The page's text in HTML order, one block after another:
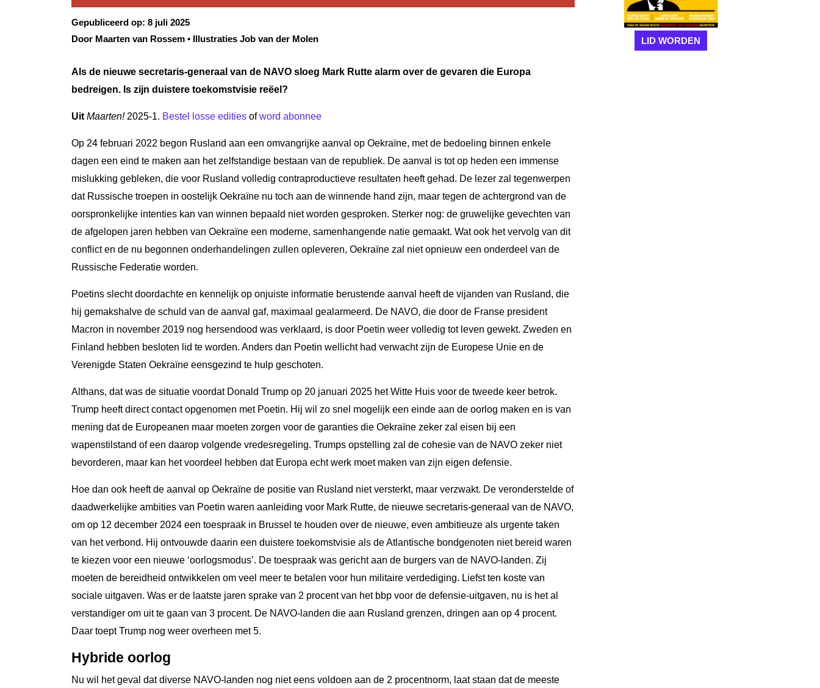
Gepubliceerd op: 8 juli 2025
Door Maarten van Rossem • Illustraties Job van der Molen
Als de nieuwe secretaris-generaal van de NAVO sloeg Mark Rutte alarm over de gevaren die Europa
bedreigen. Is zijn duistere toekomstvisie reëel?
Uit Maarten! 2025-1. Bestel losse edities ofword abonnee
Op 24 februari 2022 begon Rusland aan een omvangrijke aanval op Oekraïne, met de bedoeling binnen enkele
dagen een eind te maken aan het zelfstandige bestaan van de republiek. De aanval is tot op heden een immense
mislukking gebleken, die voor Rusland volledig contraproductieve resultaten heeft gehad. De lezer zal tegenwerpen
dat Russische troepen in oostelijk Oekraïne nu toch aan de winnende hand zijn, maar tegen de achtergrond van de
oorspronkelijke intenties kan van winnen bepaald niet worden gesproken. Sterker nog: de gruwelijke gevechten van
de afgelopen jaren hebben van Oekraïne een moderne, samenhangende natie gemaakt. Wat ook het vervolg van dit
conflict en de nu begonnen onderhandelingen zullen opleveren, Oekraïne zal niet opnieuw een onderdeel van de
Russische Federatie worden.
Poetins slecht doordachte en kennelijk op onjuiste informatie berustende aanval heeft de vijanden van Rusland, die
hij gemakshalve de schuld van de aanval gaf, maximaal gealarmeerd. De NAVO, die door de Franse president
Macron in november 2019 nog hersendood was verklaard, is door Poetin weer volledig tot leven gewekt. Zweden en
Finland hebben besloten lid te worden. Anders dan Poetin wellicht had verwacht zijn de Europese Unie en de
Verenigde Staten Oekraïne eensgezind te hulp geschoten.
Althans, dat was de situatie voordat Donald Trump op 20 januari 2025 het Witte Huis voor de tweede keer betrok.
Trump heeft direct contact opgenomen met Poetin. Hij wil zo snel mogelijk een einde aan de oorlog maken en is van
mening dat de Europeanen maar moeten zorgen voor de garanties die Oekraïne zeker zal eisen bij een
wapenstilstand of een daarop volgende vredesregeling. Trumps opstelling zal de cohesie van de NAVO zeker niet
bevorderen, maar kan het voordeel hebben dat Europa echt werk moet maken van zijn eigen defensie.
Hoe dan ook heeft de aanval op Oekraïne de positie van Rusland niet versterkt, maar verzwakt. De veronderstelde of
daadwerkelijke ambities van Poetin waren aanleiding voor Mark Rutte, de nieuwe secretaris-generaal van de NAVO,
om op 12 december 2024 een toespraak in Brussel te houden over de nieuwe, even ambitieuze als urgente taken
van het verbond. Hij ontvouwde daarin een duistere toekomstvisie als de Atlantische bondgenoten niet bereid waren
te kiezen voor een nieuwe ‘oorlogsmodus’. De toespraak was gericht aan de burgers van de NAVO-landen. Zij
moeten de bereidheid ontwikkelen om veel meer te betalen voor hun militaire verdediging. Liefst ten koste van
sociale uitgaven. Was er de laatste jaren sprake van 2 procent van het bbp voor de defensie-uitgaven, nu is het al
verstandiger om uit te gaan van 3 procent. De NAVO-landen die aan Rusland grenzen, dringen aan op 4 procent.
Daar toept Trump nog weer overheen met 5.
Hybride oorlog
Nu wil het geval dat diverse NAVO-landen nog niet eens voldoen aan de 2 procentnorm, laat staan dat de meeste
LID WORDEN